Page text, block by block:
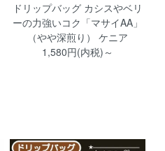
ドリップバッグ カシスやベリ
ーの力強いコク「マサイAA」
（やや深煎り） ケニア
1,580円(内税)～